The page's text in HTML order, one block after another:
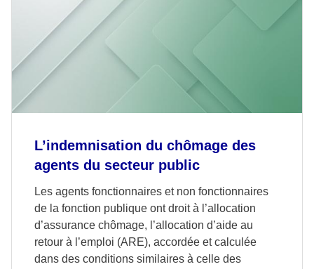
L’indemnisation du chômage des
agents du secteur public
Les agents fonctionnaires et non fonctionnaires
de la fonction publique ont droit à l’allocation
d’assurance chômage, l’allocation d’aide au
retour à l’emploi (ARE), accordée et calculée
dans des conditions similaires à celle des